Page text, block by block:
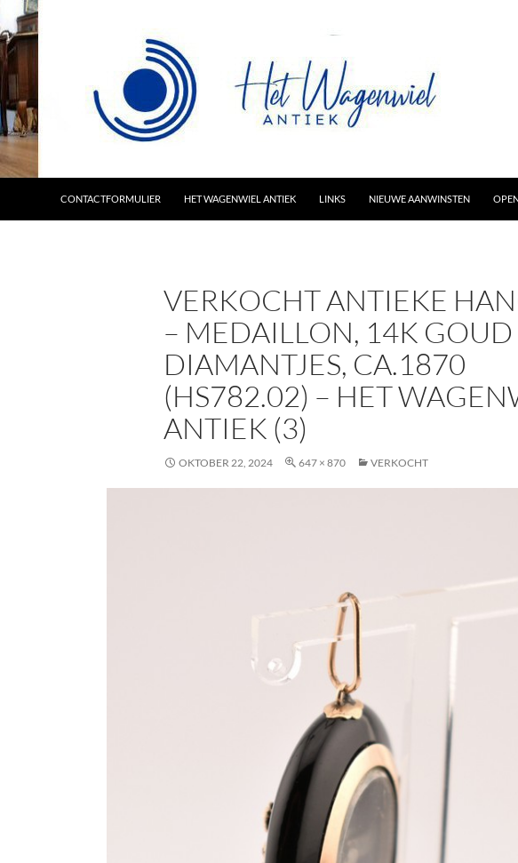
CONTACTFORMULIER
HET WAGENWIEL ANTIEK LINKS NIEUWE AANWINSTEN
VERKOCHT ANTIEKE
– MEDAILLON, 14K
DIAMANTJES, CA.1870
(HS782.02) – HET
ANTIEK (3)
OKTOBER 22, 2024 647 × 870 VERKOCHT